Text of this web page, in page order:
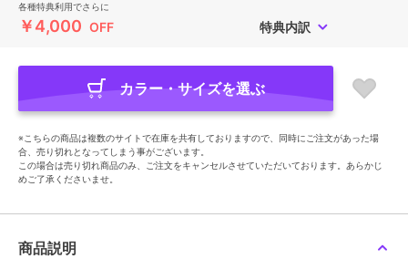
各種特典利用でさらに
￥4,000 OFF 特典内訳
カラー・サイズを選ぶ
※こちらの商品は複数のサイトで在庫を共有しておりますので、同時にご注文があった場
合、売り切れとなってしまう事がございます。
この場合は売り切れ商品のみ、ご注文をキャンセルさせていただいております。あらかじ
めご了承くださいませ。
商品説明